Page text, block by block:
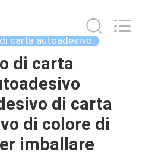
carta autoadesivo
di carta
di carta
di colore di
imballare